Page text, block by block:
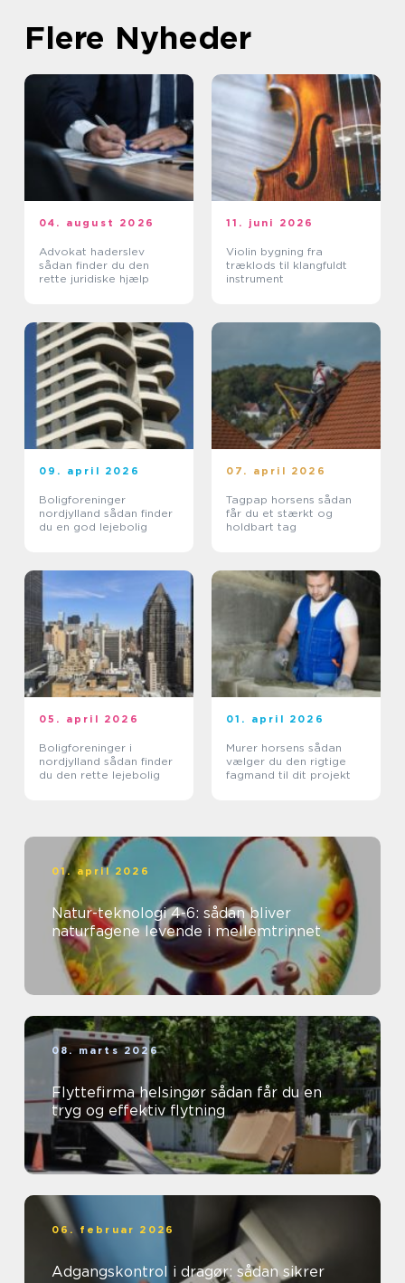
Flere Nyheder
04. august 2026
Advokat haderslev
sådan finder du den
rette juridiske hjælp
11. juni 2026
Violin bygning fra
træklods til klangfuldt
instrument
09. april 2026
Boligforeninger
nordjylland sådan finder
du en god lejebolig
07. april 2026
Tagpap horsens sådan
får du et stærkt og
holdbart tag
05. april 2026
Boligforeninger i
nordjylland sådan finder
du den rette lejebolig
01. april 2026
Murer horsens sådan
vælger du den rigtige
fagmand til dit projekt
01. april 2026
Natur-teknologi 4-6: sådan bliver
naturfagene levende i mellemtrinnet
08. marts 2026
Flyttefirma helsingør sådan får du en
tryg og effektiv flytning
06. februar 2026
Adgangskontrol i dragør: sådan sikrer